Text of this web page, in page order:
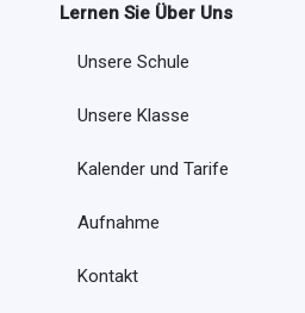
Lernen Sie Über Uns
Unsere Schule
Unsere Klasse
Kalender und Tarife
Aufnahme
Kontakt